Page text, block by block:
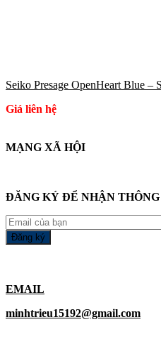
Seiko Presage OpenHeart Blue –
Giá liên hệ
MẠNG XÃ HỘI
ĐĂNG KÝ ĐỂ NHẬN
EMAIL
minhtrieu15192@gmail.com